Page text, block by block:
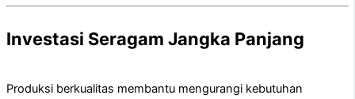
Investasi Seragam Jangka Panjang
Produksi berkualitas membantu mengurangi kebutuhan